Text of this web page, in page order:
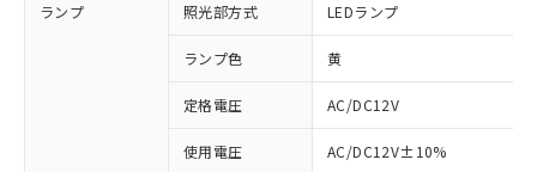
ランプ 照光部方式 LEDランプ
ランプ色 黄
定格電圧 AC/DC12V
使用電圧 AC/DC12V±10%